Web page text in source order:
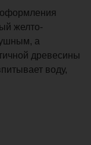
оформления
желто-
а
древесины
воду,